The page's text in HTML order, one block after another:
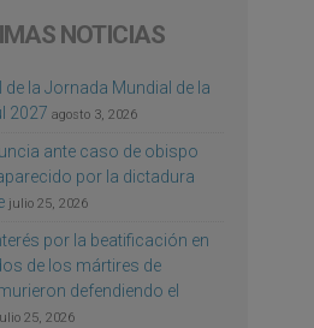
NOTICIAS
la Jornada Mundial de la
2027 agosto 3, 2026
ante caso de obispo
por la dictadura
julio 25, 2026
por la beatificación en
de los mártires de
defendiendo el
25, 2026